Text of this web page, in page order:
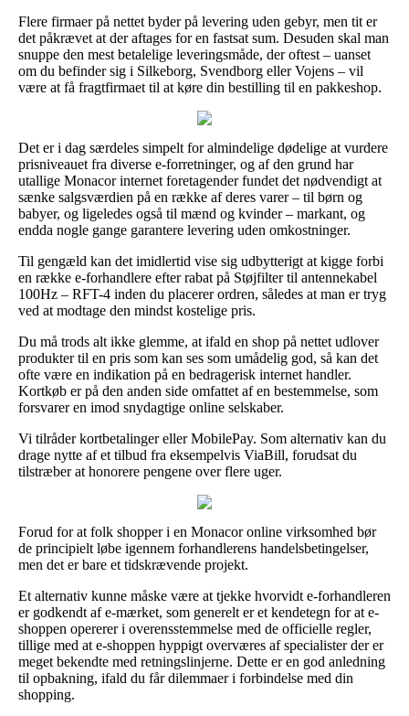
Flere firmaer på nettet byder på levering uden gebyr, men tit er
det påkrævet at der aftages for en fastsat sum. Desuden skal man
snuppe den mest betalelige leveringsmåde, der oftest – uanset
om du befinder sig i Silkeborg, Svendborg eller Vojens – vil
være at få fragtfirmaet til at køre din bestilling til en pakkeshop.
Det er i dag særdeles simpelt for almindelige dødelige at vurdere
prisniveauet fra diverse e-forretninger, og af den grund har
utallige Monacor internet foretagender fundet det nødvendigt at
sænke salgsværdien på en række af deres varer – til børn og
babyer, og ligeledes også til mænd og kvinder – markant, og
endda nogle gange garantere levering uden omkostninger.
Til gengæld kan det imidlertid vise sig udbytterigt at kigge forbi
en række e-forhandlere efter rabat på Støjfilter til antennekabel
100Hz – RFT-4 inden du placerer ordren, således at man er tryg
ved at modtage den mindst kostelige pris.
Du må trods alt ikke glemme, at ifald en shop på nettet udlover
produkter til en pris som kan ses som umådelig god, så kan det
ofte være en indikation på en bedragerisk internet handler.
Kortkøb er på den anden side omfattet af en bestemmelse, som
forsvarer en imod snydagtige online selskaber.
Vi tilråder kortbetalinger eller MobilePay. Som alternativ kan du
drage nytte af et tilbud fra eksempelvis ViaBill, forudsat du
tilstræber at honorere pengene over flere uger.
Forud for at folk shopper i en Monacor online virksomhed bør
de principielt løbe igennem forhandlerens handelsbetingelser,
men det er bare et tidskrævende projekt.
Et alternativ kunne måske være at tjekke hvorvidt e-forhandleren
er godkendt af e-mærket, som generelt er et kendetegn for at e-
shoppen opererer i overensstemmelse med de officielle regler,
tillige med at e-shoppen hyppigt overværes af specialister der er
meget bekendte med retningslinjerne. Dette er en god anledning
til opbakning, ifald du får dilemmaer i forbindelse med din
shopping.